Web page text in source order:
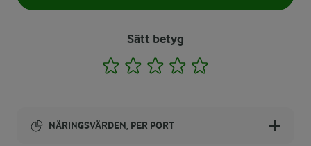
Sätt betyg
1 2 3 4
NÄRINGSVÄRDEN, PER PORT